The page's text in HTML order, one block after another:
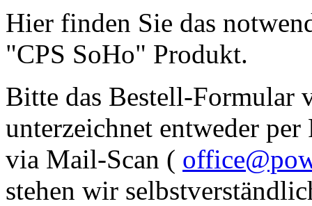
Hier finden Sie das
"CPS SoHo" Produkt.
Bitte das Bestell-Formular
unterzeichnet entweder
via Mail-Scan (
stehen wir